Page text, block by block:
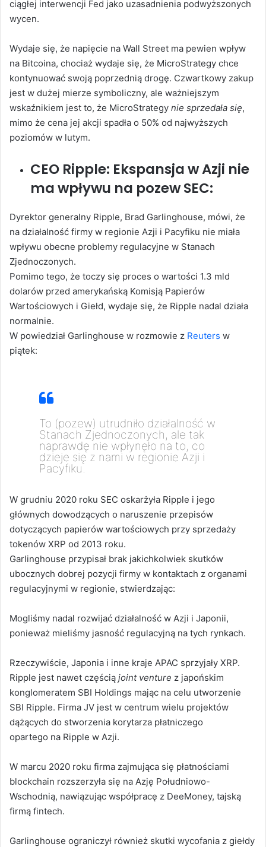
ciągłej interwencji Fed jako uzasadnienia podwyższonych
wycen.
Wydaje się, że napięcie na Wall Street ma pewien wpływ
na Bitcoina, chociaż wydaje się, że MicroStrategy chce
kontynuować swoją poprzednią drogę. Czwartkowy zakup
jest w dużej mierze symboliczny, ale ważniejszym
wskaźnikiem jest to, że MicroStrategy nie sprzedała się,
mimo że cena jej akcji spadła o 50% od najwyższych
poziomów w lutym.
CEO Ripple: Ekspansja w Azji nie
ma wpływu na pozew SEC:
Dyrektor generalny Ripple, Brad Garlinghouse, mówi, że
na działalność firmy w regionie Azji i Pacyfiku nie miała
wpływu obecne problemy regulacyjne w Stanach
Zjednoczonych.
Pomimo tego, że toczy się proces o wartości 1.3 mld
dolarów przed amerykańską Komisją Papierów
Wartościowych i Giełd, wydaje się, że Ripple nadal działa
normalnie.
W powiedział Garlinghouse w rozmowie z Reuters w
piątek:
To (pozew) utrudniło działalność w
Stanach Zjednoczonych, ale tak
naprawdę nie wpłynęło na to, co
dzieje się z nami w regionie Azji i
Pacyfiku.
W grudniu 2020 roku SEC oskarżyła Ripple i jego
głównych dowodzących o naruszenie przepisów
dotyczących papierów wartościowych przy sprzedaży
tokenów XRP od 2013 roku.
Garlinghouse przypisał brak jakichkolwiek skutków
ubocznych dobrej pozycji firmy w kontaktach z organami
regulacyjnymi w regionie, stwierdzając:
Mogliśmy nadal rozwijać działalność w Azji i Japonii,
ponieważ mieliśmy jasność regulacyjną na tych rynkach.
Rzeczywiście, Japonia i inne kraje APAC sprzyjały XRP.
Ripple jest nawet częścią joint venture z japońskim
konglomeratem SBI Holdings mając na celu utworzenie
SBI Ripple. Firma JV jest w centrum wielu projektów
dążących do stworzenia korytarza płatniczego
opartego na Ripple w Azji.
W marcu 2020 roku firma zajmująca się płatnościami
blockchain rozszerzyła się na Azję Południowo-
Wschodnią, nawiązując współpracę z DeeMoney, tajską
firmą fintech.
Garlinghouse ograniczył również skutki wycofania z giełdy